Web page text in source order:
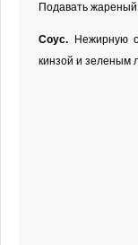
Подавать
Соус.
Нежирную
кинзой и зеленым